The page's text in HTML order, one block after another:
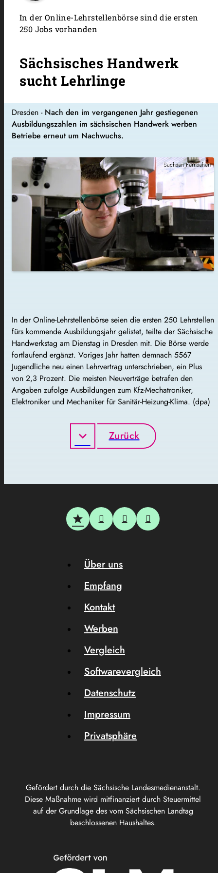
In der Online-Lehrstellenbörse sind die ersten
250 Jobs vorhanden
Sächsisches Handwerk
sucht Lehrlinge
Dresden - Nach den im vergangenen Jahr gestiegenen
Ausbildungszahlen im sächsischen Handwerk werben
Betriebe erneut um Nachwuchs.
Sachsen Fernsehen
In der Online-Lehrstellenbörse seien die ersten 250 Lehrstellen
fürs kommende Ausbildungsjahr gelistet, teilte der Sächsische
Handwerkstag am Dienstag in Dresden mit. Die Börse werde
fortlaufend ergänzt. Voriges Jahr hatten demnach 5567
Jugendliche neu einen Lehrvertrag unterschrieben, ein Plus
von 2,3 Prozent. Die meisten Neuverträge betrafen den
Angaben zufolge Ausbildungen zum Kfz-Mechatroniker,
Elektroniker und Mechaniker für Sanitär-Heizung-Klima. (dpa)
Zurück
Gefördert durch die Sächsische Landesmedienanstalt.
Diese Maßnahme wird mitfinanziert durch Steuermittel
auf der Grundlage des vom Sächsischen Landtag
beschlossenen Haushaltes.
Über uns
Empfang
Kontakt
Werben
Vergleich
Softwarevergleich
Datenschutz
Impressum
Privatsphäre